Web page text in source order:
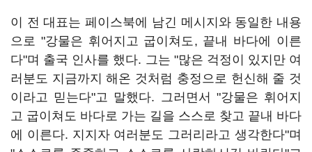
이 전 대표는 페이스북에 남긴 메시지와 동일한 내용
으로 "강물은 휘어지고 굽이쳐도, 끝내 바다에 이른
다"며 출국 인사를 했다. 그는 "많은 걱정이 있지만 여
러분도 지금까지 해온 것처럼 충정으로 헌신해 줄 것
이라고 믿는다"고 말했다. 그러면서 "강물은 휘어지
고 굽이쳐도 바다로 가는 길을 스스로 찾고 끝내 바다
에 이른다. 지지자 여러분도 그러리라고 생각한다"며